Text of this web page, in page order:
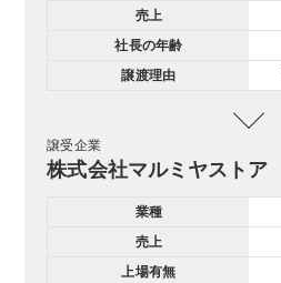
売上
社長の年齢
譲渡理由
譲受企業
株式会社マルミヤストア
業種
売上
上場有無